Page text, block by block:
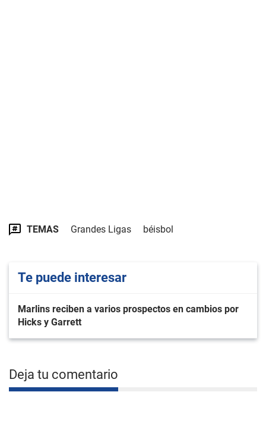
TEMAS Grandes Ligas béisbol
Te puede interesar
Marlins reciben a varios prospectos en cambios por
Hicks y Garrett
Deja tu comentario